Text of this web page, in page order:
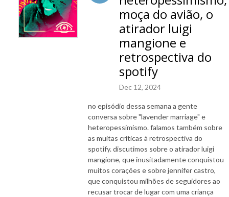
moça do avião, o
atirador luigi
mangione e
retrospectiva do
spotify
Dec 12, 2024
no episódio dessa semana a gente
conversa sobre "lavender marriage" e
heteropessimismo. falamos também sobre
as muitas críticas à retrospectiva do
spotify. discutimos sobre o atirador luigi
mangione, que inusitadamente conquistou
muitos corações e sobre jennifer castro,
que conquistou milhões de seguidores ao
recusar trocar de lugar com uma criança